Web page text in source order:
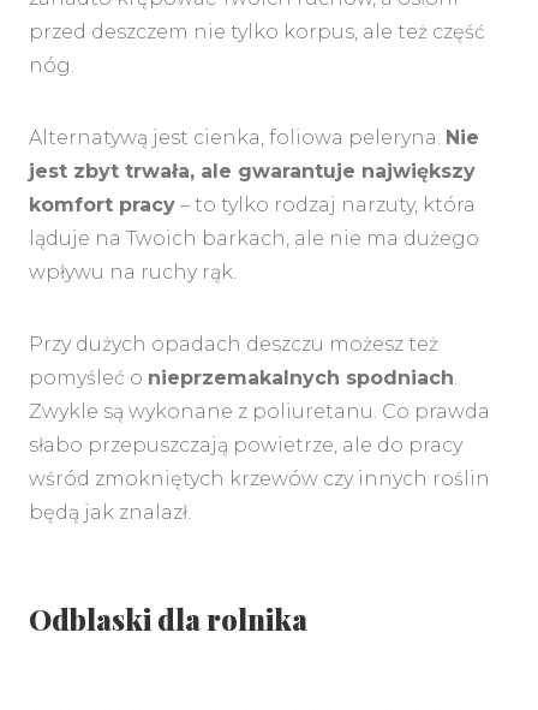
przed deszczem nie tylko korpus, ale też część
nóg.
Alternatywą jest cienka, foliowa peleryna. Nie
jest zbyt trwała, ale gwarantuje największy
komfort pracy – to tylko rodzaj narzuty, która
ląduje na Twoich barkach, ale nie ma dużego
wpływu na ruchy rąk.
Przy dużych opadach deszczu możesz też
pomyśleć o nieprzemakalnych spodniach.
Zwykle są wykonane z poliuretanu. Co prawda
słabo przepuszczają powietrze, ale do pracy
wśród zmokniętych krzewów czy innych roślin
będą jak znalazł.
Odblaski dla rolnika